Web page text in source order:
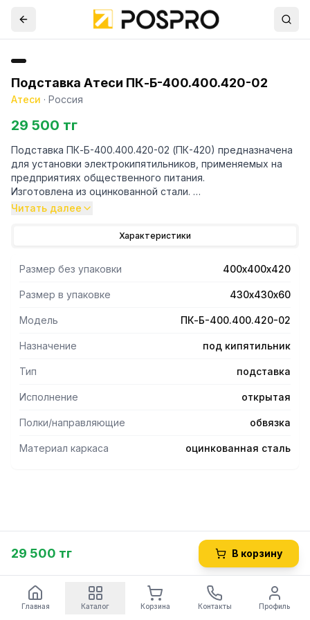
Подставка Атеси ПК-Б-400.400.420-02
Атеси · Россия
29 500 тг
Подставка ПК-Б-400.400.420-02 (ПК-420) предназначена
для установки электрокипятильников, применяемых на
предприятиях общественного питания.
Изготовлена из оцинкованной стали.
Ножки подставки имеют регулируемые по высоте опоры,
За счет наличия отверстий на верхней столешнице
транспортировке.
Позволяет разместить как кипятильники АКНЭ «ФОНТАН»,
так и кипятильники других марок, размеры которых не
превышают 400х400 мм.
Читать далее
Характеристики
Размер без упаковки 400х400х420
Размер в упаковке 430х430х60
Модель ПК-Б-400.400.420-02
Назначение под кипятильник
Тип подставка
Исполнение открытая
Полки/направляющие обвязка
Материал каркаса оцинкованная сталь
29 500 тг В корзину
Главная Каталог Корзина Контакты Профиль